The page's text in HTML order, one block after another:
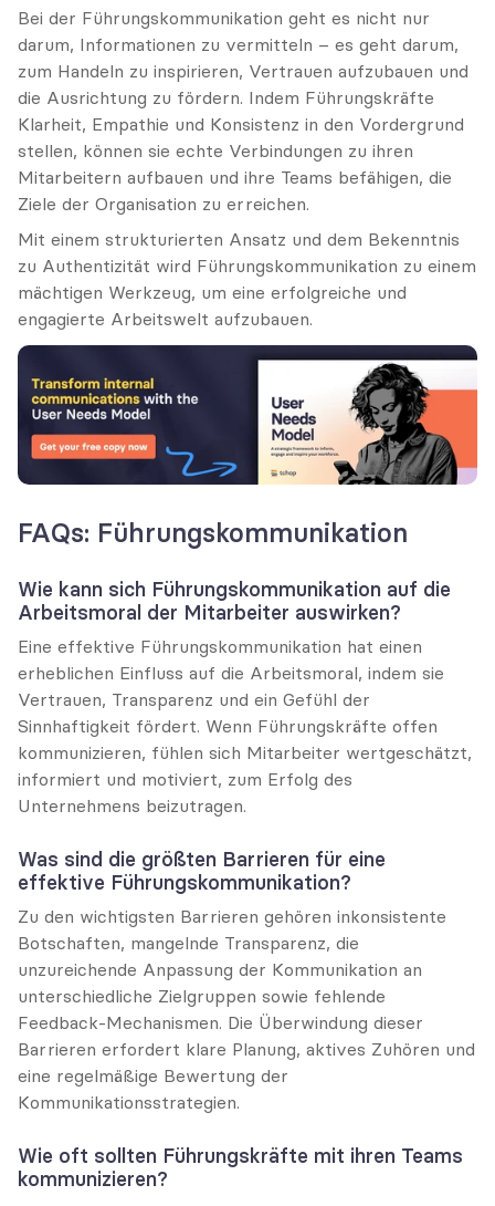
Bei der Führungskommunikation geht es nicht nur
darum, Informationen zu vermitteln – es geht darum,
zum Handeln zu inspirieren, Vertrauen aufzubauen und
die Ausrichtung zu fördern. Indem Führungskräfte
Klarheit, Empathie und Konsistenz in den Vordergrund
stellen, können sie echte Verbindungen zu ihren
Mitarbeitern aufbauen und ihre Teams befähigen, die
Ziele der Organisation zu erreichen.
Mit einem strukturierten Ansatz und dem Bekenntnis
zu Authentizität wird Führungskommunikation zu einem
mächtigen Werkzeug, um eine erfolgreiche und
engagierte Arbeitswelt aufzubauen.
FAQs: Führungskommunikation
Wie kann sich Führungskommunikation auf die
Arbeitsmoral der Mitarbeiter auswirken?
Eine effektive Führungskommunikation hat einen
erheblichen Einfluss auf die Arbeitsmoral, indem sie
Vertrauen, Transparenz und ein Gefühl der
Sinnhaftigkeit fördert. Wenn Führungskräfte offen
kommunizieren, fühlen sich Mitarbeiter wertgeschätzt,
informiert und motiviert, zum Erfolg des
Unternehmens beizutragen.
Was sind die größten Barrieren für eine
effektive Führungskommunikation?
Zu den wichtigsten Barrieren gehören inkonsistente
Botschaften, mangelnde Transparenz, die
unzureichende Anpassung der Kommunikation an
unterschiedliche Zielgruppen sowie fehlende
Feedback-Mechanismen. Die Überwindung dieser
Barrieren erfordert klare Planung, aktives Zuhören und
eine regelmäßige Bewertung der
Kommunikationsstrategien.
Wie oft sollten Führungskräfte mit ihren Teams
kommunizieren?